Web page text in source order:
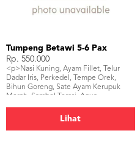
Tumpeng Betawi 5-6 Pax
Rp. 550.000
<p>Nasi Kuning, Ayam Fillet, Telur
Dadar Iris, Perkedel, Tempe Orek,
Bihun Goreng, Sate Ayam Kerupuk
Merah, Sambel Terasi, Aqua
Lihat